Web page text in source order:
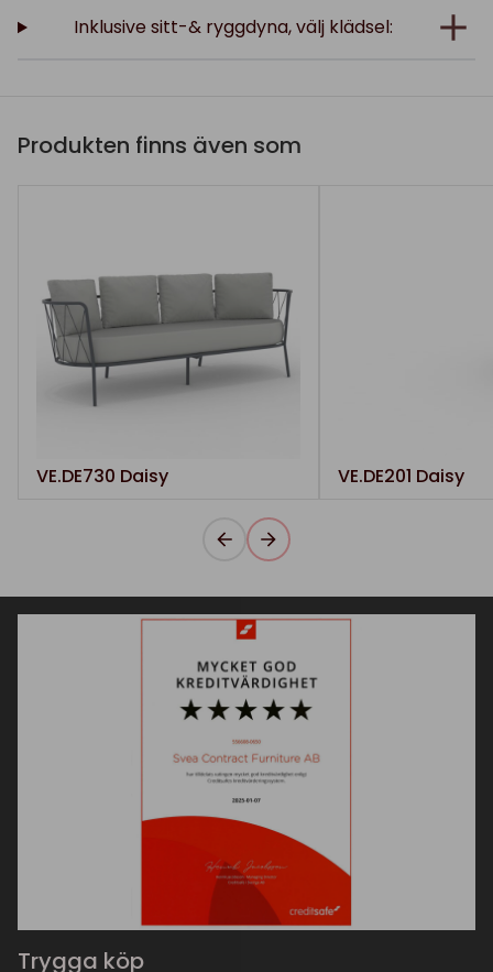
Inklusive sitt-& ryggdyna, välj klädsel:
Produkten finns även som
VE.DE730 Daisy VE.DE201 Daisy
Trygga köp